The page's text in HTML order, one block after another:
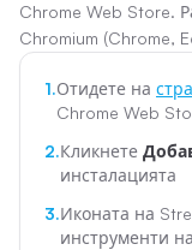
Chrome Web Store.
Chromium (Chrome,
1.Отидете на
Chrome Web
2.Кликнете
инсталацията
3.Иконата на
инструменти